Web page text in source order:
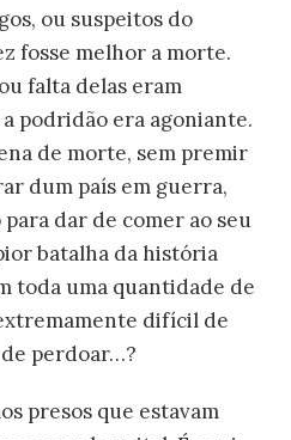
ou suspeitos do
fosse melhor a morte.
falta delas eram
podridão era agoniante.
de morte, sem premir
dum país em guerra,
dar de comer ao seu
batalha da história
toda uma quantidade de
difícil de
perdoar…?
presos que estavam